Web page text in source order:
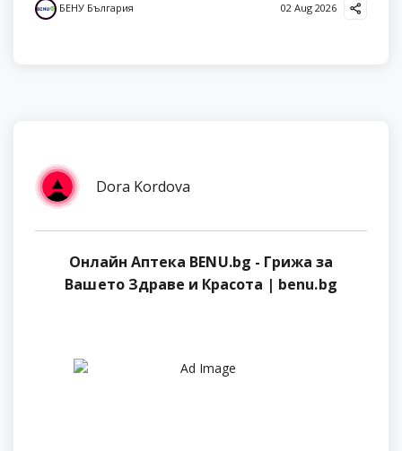
БЕНУ България 02 Aug 2026
Dora Kordova
Онлайн Аптека BENU.bg - Грижа за
Вашето Здраве и Красота | benu.bg